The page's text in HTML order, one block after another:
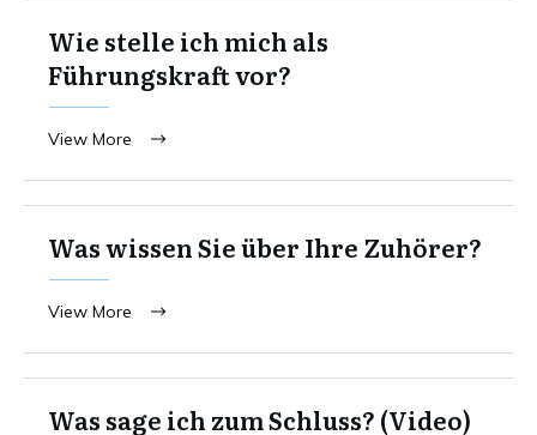
Wie stelle ich mich als
Führungskraft vor?
View More
Was wissen Sie über Ihre Zuhörer?
View More
Was sage ich zum Schluss? (Video)